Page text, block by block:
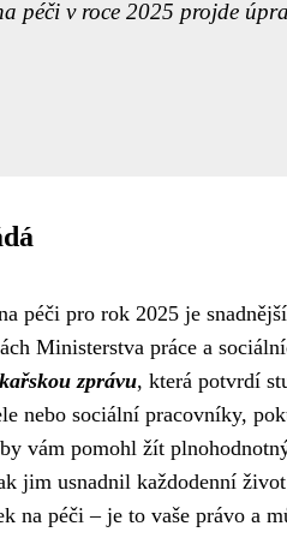
péči v roce 2025 projde
péči pro rok 2025 je
Ministerstva práce a
zprávu, která potvrdí
nebo sociální pracovníky,
vám pomohl žít
jim usnadnil každodenní
na péči – je to vaše právo a